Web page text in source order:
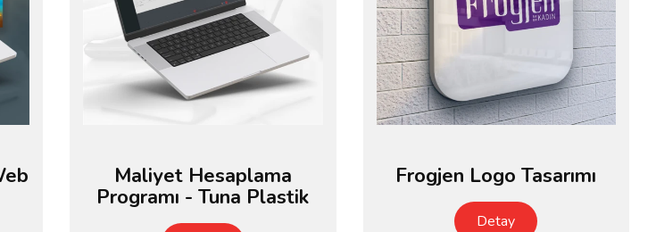
Maliyet Hesaplama
Programı - Tuna Plastik
Frogjen Logo Tasarımı
Detay